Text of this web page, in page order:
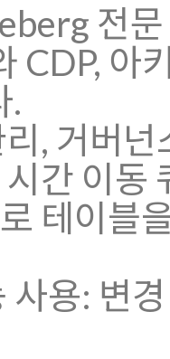
전
CDP, 아
.
, 거버
간 이동
테이블
사용: 변